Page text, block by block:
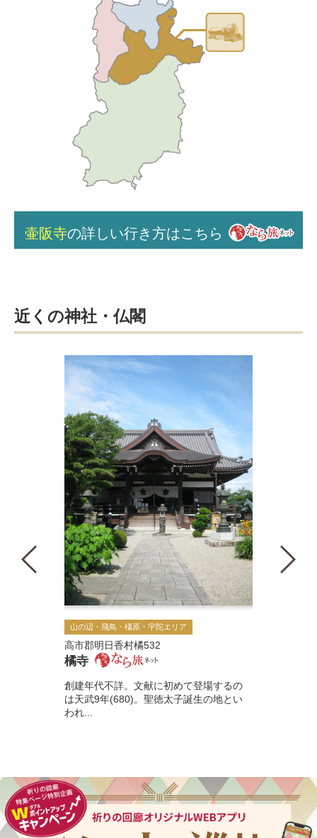
壷阪寺の詳しい行き方はこちら
近くの神社・仏閣
山の辺・飛鳥・橿原・宇陀エリア
高市郡明日香村橘532
橘寺
創建年代不詳。文献に初めて登場するの
は天武9年(680)。聖徳太子誕生の地とい
われ...